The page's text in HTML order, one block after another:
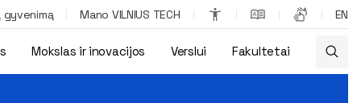
gyvenimą Mano VILNIUS TECH EN
Mokslas ir inovacijos Verslui Fakultetai